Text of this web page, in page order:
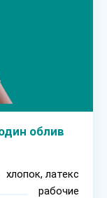
облив
хлопок, латекс
рабочие